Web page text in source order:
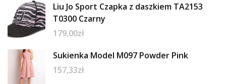
Liu Jo Sport Czapka z daszkiem TA2153
T0300 Czarny
179,00zł
Sukienka Model M097 Powder Pink
157,33zł